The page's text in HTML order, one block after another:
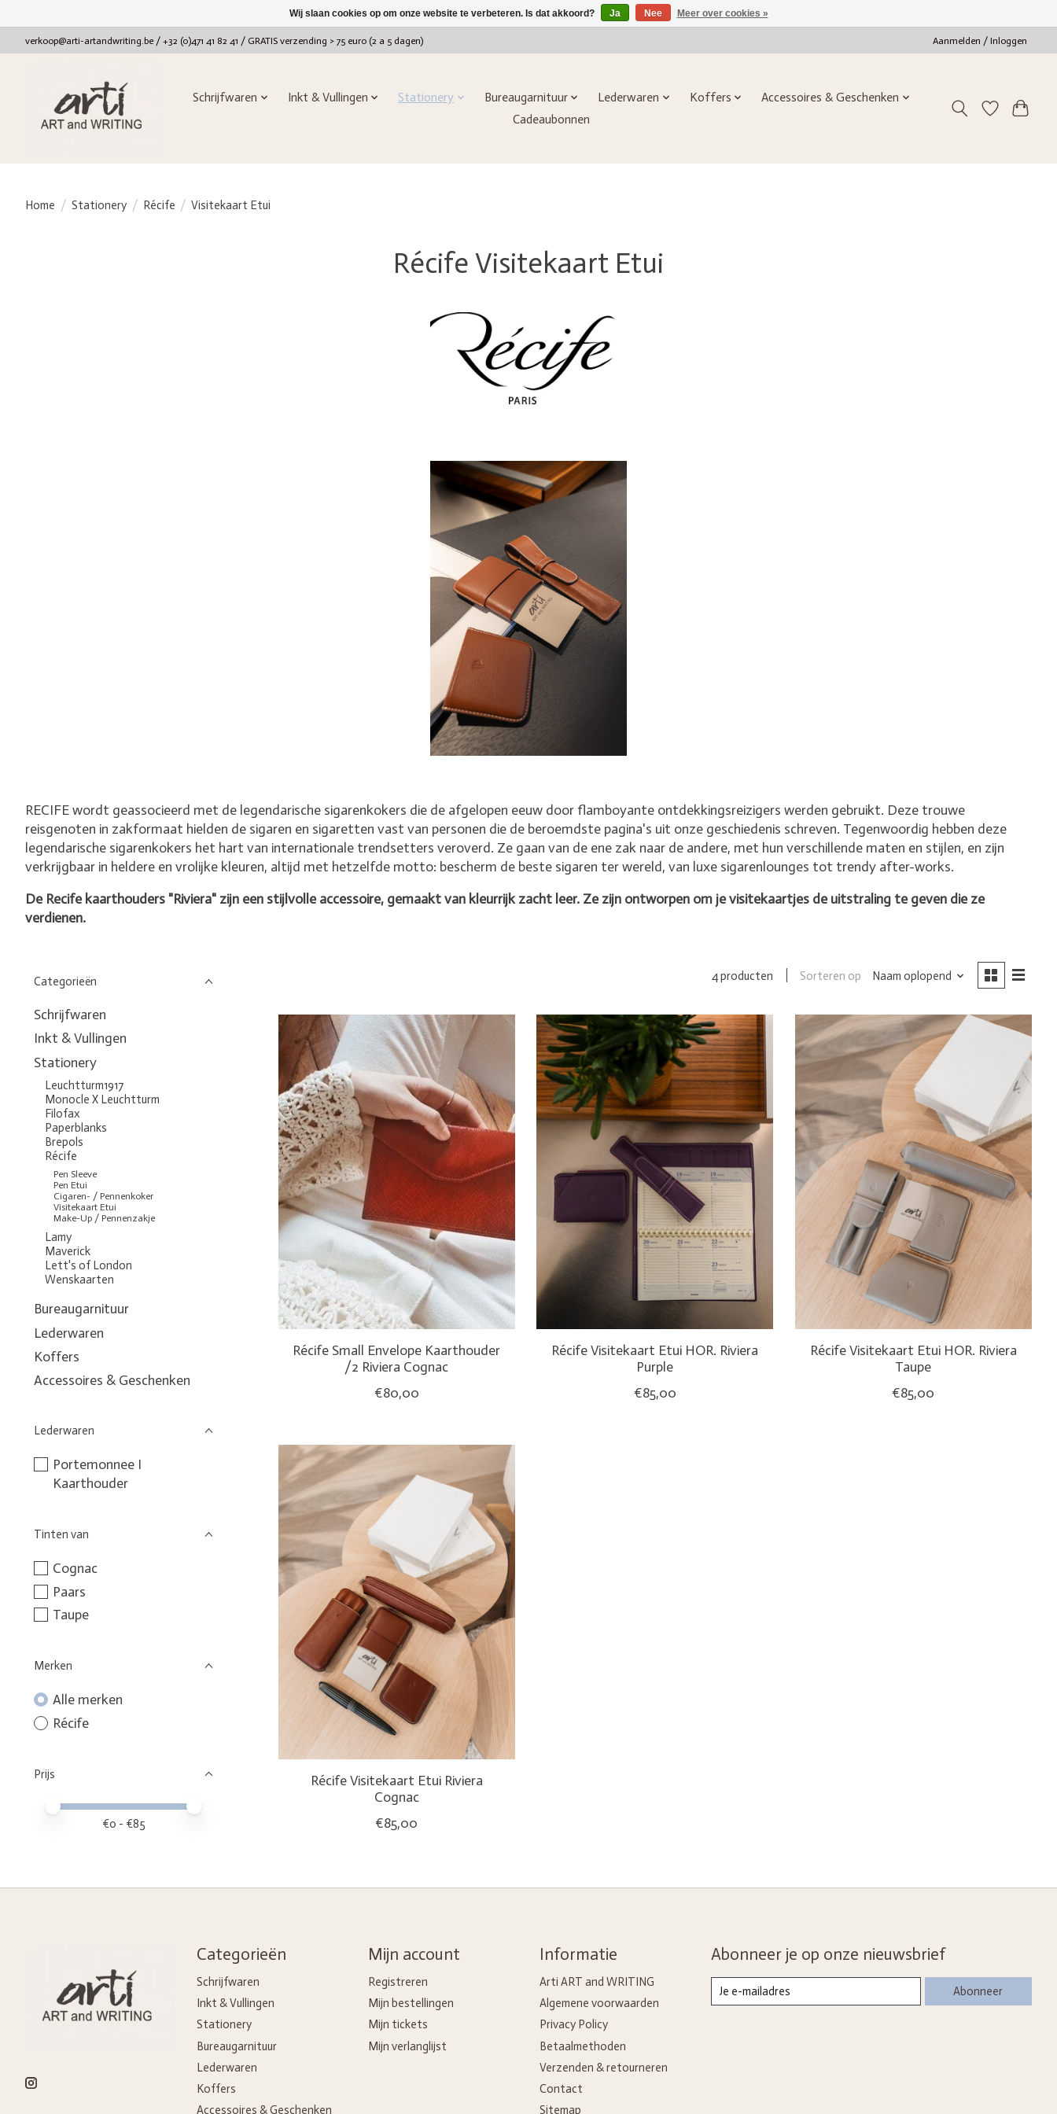
verkoop@arti-artandwriting.be/ +32 (0)471 41 82 41 / GRATIS verzending > 75 euro (2 a 5 dagen) Aanmelden / Inloggen
Schrijfwaren Inkt & Vullingen Stationery Bureaugarnituur Lederwaren Koffers
Accessoires & Geschenken
Cadeaubonnen
Home / Stationery / Récife / Visitekaart Etui
Récife Visitekaart Etui
RECIFE wordt geassocieerd met de legendarische sigarenkokers die de afgelopen eeuw door flamboyante ontdekkingsreizigers werden gebruikt. Deze trouwe
reisgenoten in zakformaat hielden de sigaren en sigaretten vast van personen die de beroemdste pagina's uit onze geschiedenis schreven. Tegenwoordig hebben deze
legendarische sigarenkokers het hart van internationale trendsetters veroverd. Ze gaan van de ene zak naar de andere, met hun verschillende maten en stijlen, en zijn
verkrijgbaar in heldere en vrolijke kleuren, altijd met hetzelfde motto: bescherm de beste sigaren ter wereld, van luxe sigarenlounges tot trendy after-works.
De Recife kaarthouders "Riviera" zijn een stijlvolle accessoire, gemaakt van kleurrijk zacht leer. Ze zijn ontworpen om je visitekaartjes de uitstraling te geven die ze
verdienen.
Categorieën
Schrijfwaren
Inkt & Vullingen
Stationery
Leuchtturm1917
Monocle X Leuchtturm
Filofax
Paperblanks
Brepols
Récife
Pen Sleeve
Pen Etui
Cigaren- / Pennenkoker
Visitekaart Etui
Make-Up / Pennenzakje
Lamy
Maverick
Lett's of London
Wenskaarten
Bureaugarnituur
Lederwaren
Koffers
Accessoires & Geschenken
Lederwaren
Portemonnee I
Kaarthouder
Tinten van
Cognac
Paars
Taupe
Merken
Alle merken
Récife
Prijs
Minimale prijswaarde
Price maximum value
€0 - €85
4 producten Sorteren op Naam oplopend
Récife Small Envelope Kaarthouder
/2 Riviera Cognac
€80,00
Récife Visitekaart Etui HOR. Riviera
Purple
€85,00
Récife Visitekaart Etui HOR. Riviera
Taupe
€85,00
Récife Visitekaart Etui Riviera
Cognac
€85,00
Categorieën
Schrijfwaren
Inkt & Vullingen
Stationery
Bureaugarnituur
Lederwaren
Koffers
Accessoires & Geschenken
Mijn account
Registreren
Mijn bestellingen
Mijn tickets
Mijn verlanglijst
Informatie
Arti ART and WRITING
Algemene voorwaarden
Privacy Policy
Betaalmethoden
Verzenden & retourneren
Contact
Sitemap
Abonneer je op onze nieuwsbrief
Abonneer
Wij slaan cookies op om onze website te verbeteren. Is dat akkoord? Ja Nee Meer over cookies »